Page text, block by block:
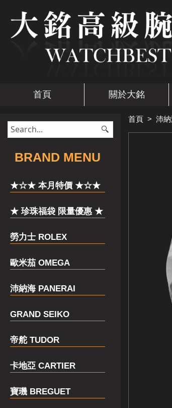
首頁 關於大銘
​BRAND MENU
★☆★ 本月特價 ★☆★
★ 珍珠福袋 限量優惠 ★
勞力士 ROLEX
歐米茄 OMEGA
沛納海 PANERAI
GRAND SEIKO
帝舵 TUDOR
卡地亞 CARTIER
寶璣 BREGUET
首頁 > 沛